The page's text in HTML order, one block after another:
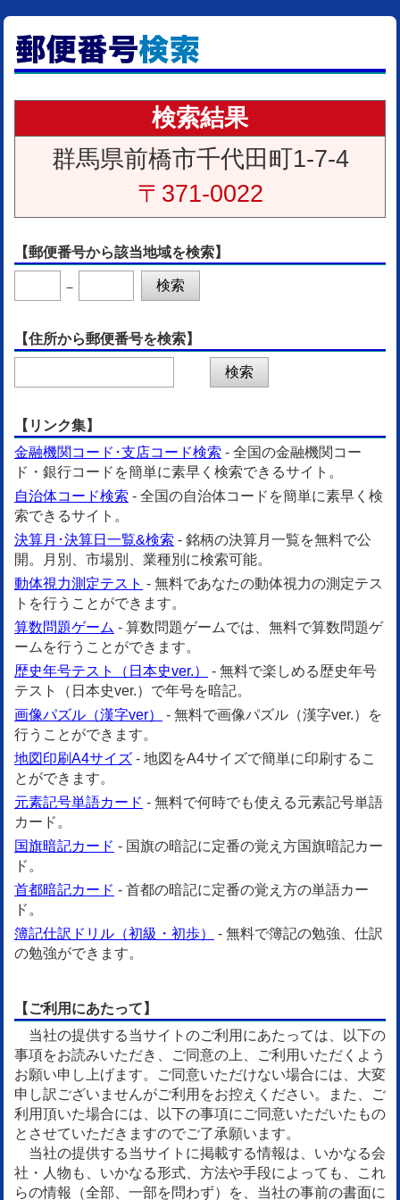
検索結果
群馬県前橋市千代田町1-7-4
〒371-0022
【郵便番号から該当地域を検索】
－
【住所から郵便番号を検索】
【リンク集】
金融機関コード･支店コード検索 - 全国の金融機関コー
ド・銀行コードを簡単に素早く検索できるサイト。
自治体コード検索 - 全国の自治体コードを簡単に素早く検
索できるサイト。
決算月･決算日一覧&検索 - 銘柄の決算月一覧を無料で公
開。月別、市場別、業種別に検索可能。
動体視力測定テスト - 無料であなたの動体視力の測定テス
トを行うことができます。
算数問題ゲーム - 算数問題ゲームでは、無料で算数問題ゲ
ームを行うことができます。
歴史年号テスト（日本史ver.）
- 無料で楽しめる歴史年号
テスト（日本史ver.）で年号を暗記。
画像パズル（漢字ver）
- 無料で画像パズル（漢字ver.）を
行うことができます。
地図印刷A4サイズ - 地図をA4サイズで簡単に印刷するこ
とができます。
元素記号単語カード - 無料で何時でも使える元素記号単語
カード。
国旗暗記カード - 国旗の暗記に定番の覚え方国旗暗記カー
ド。
首都暗記カード - 首都の暗記に定番の覚え方の単語カー
ド。
簿記仕訳ドリル（初級・初歩）
- 無料で簿記の勉強、仕訳
の勉強ができます。
【ご利用にあたって】
当社の提供する当サイトのご利用にあたっては、以下の
事項をお読みいただき、ご同意の上、ご利用いただくよう
お願い申し上げます。ご同意いただけない場合には、大変
申し訳ございませんがご利用をお控えください。また、ご
利用頂いた場合には、以下の事項にご同意いただいたもの
とさせていただきますのでご了承願います。
当社の提供する当サイトに掲載する情報は、いかなる会
社・人物も、いかなる形式、方法や手段によっても、これ
らの情報（全部、一部を問わず）を、当社の事前の書面に